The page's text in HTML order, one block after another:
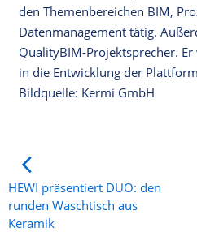
den Themenbereichen BIM,
Datenmanagement tätig.
QualityBIM-Projektsprecher.
in die Entwicklung der Plattform
Bildquelle: Kermi GmbH
HEWI präsentiert DUO: den
runden Waschtisch aus
Keramik